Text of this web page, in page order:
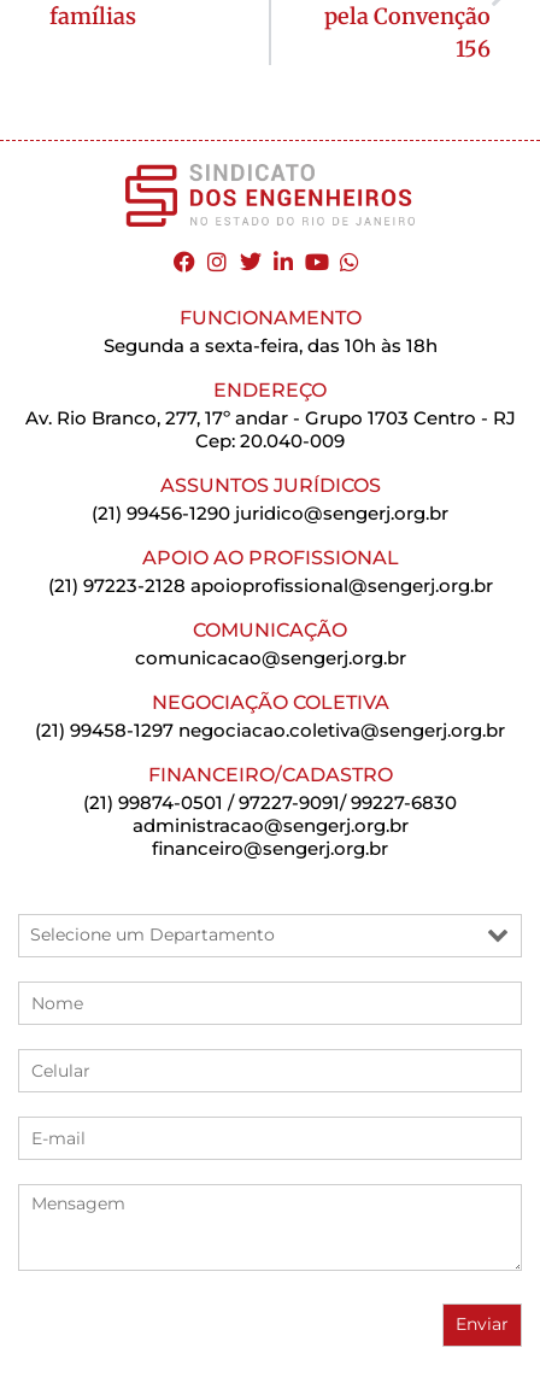
famílias
pela Convenção
156
FUNCIONAMENTO
Segunda a sexta-feira, das 10h às 18h
ENDEREÇO
Av. Rio Branco, 277, 17º andar - Grupo 1703 Centro - RJ
Cep: 20.040-009
ASSUNTOS JURÍDICOS
(21) 99456-1290 juridico@sengerj.org.br
APOIO AO PROFISSIONAL
(21) 97223-2128 apoioprofissional@sengerj.org.br
COMUNICAÇÃO
comunicacao@sengerj.org.br
NEGOCIAÇÃO COLETIVA
(21) 99458-1297 negociacao.coletiva@sengerj.org.br
FINANCEIRO/CADASTRO
(21) 99874-0501 / 97227-9091/ 99227-6830
administracao@sengerj.org.br
financeiro@sengerj.org.br